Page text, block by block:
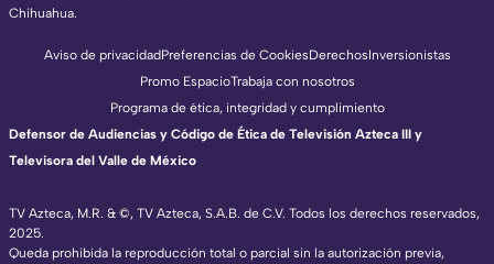
Chihuahua.
TV Azteca, M.R. & ©, TV Azteca, S.A.B. de C.V. Todos los derechos reservados,
2025.
Queda prohibida la reproducción total o parcial sin la autorización previa,
Aviso de privacidadPreferencias de CookiesDerechosInversionistas
Promo EspacioTrabaja con nosotros
Programa de ética, integridad y cumplimiento
Defensor de Audiencias y Código de Ética de Televisión Azteca III y
Televisora del Valle de México